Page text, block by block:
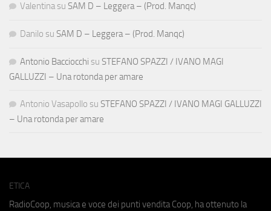
Valentina su SAM D – Leggera – (Prod. Manqc)
Danilo su SAM D – Leggera – (Prod. Manqc)
Antonio Bacciocchi su STEFANO SPAZZI / IVANO MAGI
GALLUZZI – Una rotonda per amare
Antonio Vasapollo su STEFANO SPAZZI / IVANO MAGI GALLUZZI
– Una rotonda per amare
ETICA
RadioCoop, musica e voce dei punti vendita Coop, ha ottenuto la